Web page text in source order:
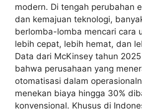
modern. Di tengah perubahan
dan kemajuan teknologi,
berlomba-lomba mencari cara
lebih cepat, lebih hemat, dan
Data dari McKinsey tahun
bahwa perusahaan yang
otomatisasi dalam
menekan biaya hingga 30%
konvensional. Khusus di